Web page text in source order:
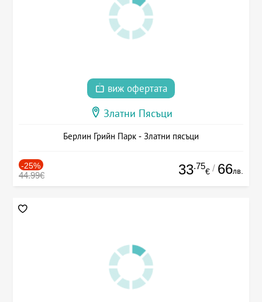
виж офертата
Златни Пясъци
Берлин Грийн Парк - Златни пясъци
-25%
44.99€ 33.75
€ / 66лв.